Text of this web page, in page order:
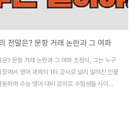
전말은? 문항 거래 논란과 그 여파
? 문항 거래 논란과 그 여파 조정식, 그는 누구
에서 영어 과목의 1타 강사로 널리 알려진 인물
하며 수능 영어 대비 강의로 수험생들 사이에
는 명쾌한 설명과 학생 친화적인 접근으로 유명